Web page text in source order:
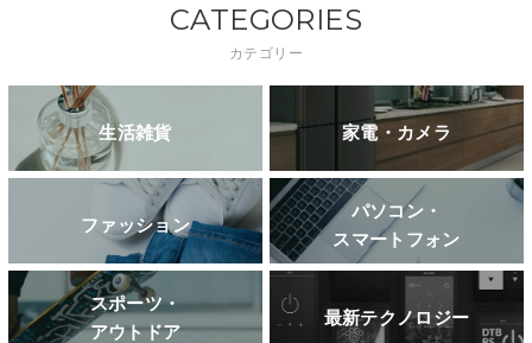
CATEGORIES
カテゴリー
生活雑貨 家電・カメラ
ファッション
パソコン・
スマートフォン
スポーツ・
アウトドア
最新テクノロジー